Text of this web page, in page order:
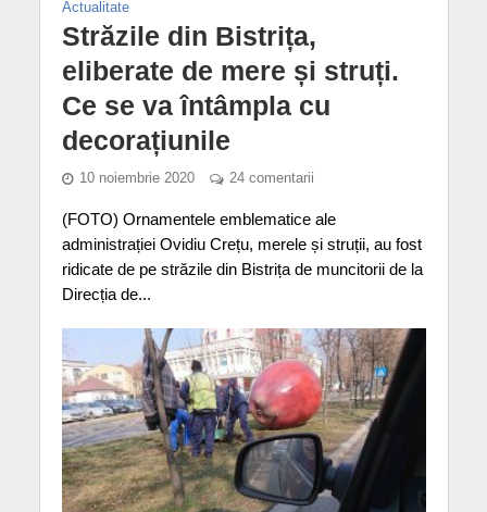
Actualitate
Străzile din Bistrița,
eliberate de mere și struți.
Ce se va întâmpla cu
decorațiunile
10 noiembrie 2020 24 comentarii
(FOTO) Ornamentele emblematice ale
administrației Ovidiu Crețu, merele și struții, au fost
ridicate de pe străzile din Bistrița de muncitorii de la
Direcția de...